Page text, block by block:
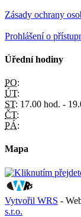
Zásady ochrany
Prohlášení o
Úřední hodiny
PO:
ÚT:
ST: 17.00 hod. -
ČT:
PÁ:
Mapa
Vytvořil WRS -
s.r.o.